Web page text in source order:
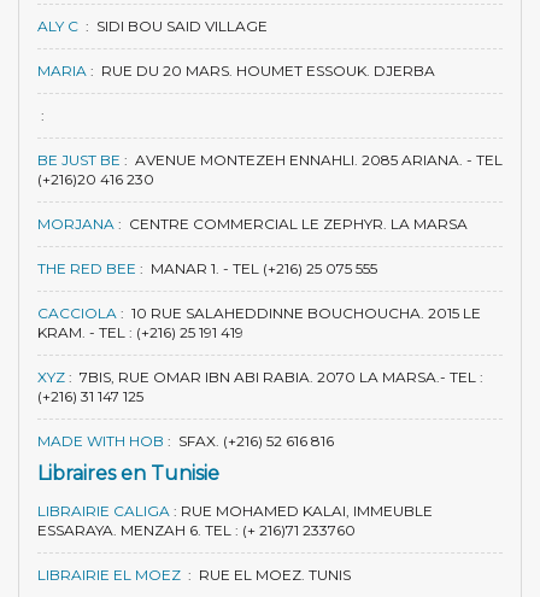
ALY C : SIDI BOU SAID VILLAGE
MARIA : RUE DU 20 MARS. HOUMET ESSOUK. DJERBA
:
BE JUST BE : AVENUE MONTEZEH ENNAHLI. 2085 ARIANA. - TEL
(+216)20 416 230
MORJANA : CENTRE COMMERCIAL LE ZEPHYR. LA MARSA
THE RED BEE : MANAR 1. - TEL (+216) 25 075 555
CACCIOLA : 10 RUE SALAHEDDINNE BOUCHOUCHA. 2015 LE
KRAM. - TEL : (+216) 25 191 419
XYZ : 7BIS, RUE OMAR IBN ABI RABIA. 2070 LA MARSA.- TEL :
(+216) 31 147 125
MADE WITH HOB : SFAX. (+216) 52 616 816
Libraires en Tunisie
LIBRAIRIE CALIGA : RUE MOHAMED KALAI, IMMEUBLE
ESSARAYA. MENZAH 6. TEL : (+ 216)71 233760
LIBRAIRIE EL MOEZ : RUE EL MOEZ. TUNIS